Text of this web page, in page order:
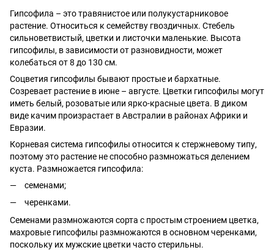
Гипсофила – это травянистое или полукустарниковое
растение. Относиться к семейству гвоздичных. Стебель
сильноветвистый, цветки и листочки маленькие. Высота
гипсофилы, в зависимости от разновидности, может
колебаться от 8 до 130 см.
Соцветия гипсофилы бывают простые и бархатные.
Созревает растение в июне – августе. Цветки гипсофилы могут
иметь белый, розоватые или ярко-красные цвета. В диком
виде качим произрастает в Австралии в районах Африки и
Евразии.
Корневая система гипсофилы относится к стержневому типу,
поэтому это растение не способно размножаться делением
куста. Размножается гипсофила:
семенами;
черенками.
Семенами размножаются сорта с простым строением цветка,
махровые гипсофилы размножаются в основном черенками,
поскольку их мужские цветки часто стерильны.